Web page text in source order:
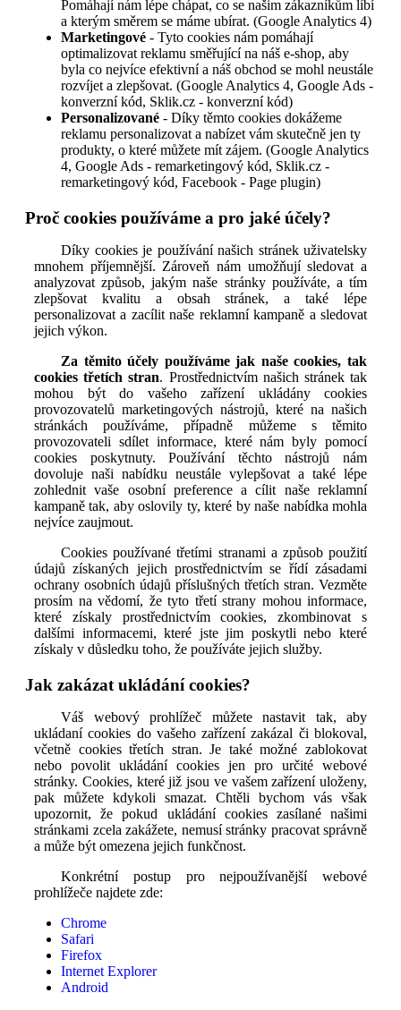
Pomáhají nám lépe chápat, co se našim zákazníkům líbí
a kterým směrem se máme ubírat. (Google Analytics 4)
Marketingové - Tyto cookies nám pomáhají
optimalizovat reklamu směřující na náš e-shop, aby
byla co nejvíce efektivní a náš obchod se mohl neustále
rozvíjet a zlepšovat. (Google Analytics 4, Google Ads -
konverzní kód, Sklik.cz - konverzní kód)
Personalizované - Díky těmto cookies dokážeme
reklamu personalizovat a nabízet vám skutečně jen ty
produkty, o které můžete mít zájem. (Google Analytics
4, Google Ads - remarketingový kód, Sklik.cz -
remarketingový kód, Facebook - Page plugin)
Proč cookies používáme a pro jaké účely?
Díky cookies je používání našich stránek uživatelsky
mnohem příjemnější. Zároveň nám umožňují sledovat a
analyzovat způsob, jakým naše stránky používáte, a tím
zlepšovat kvalitu a obsah stránek, a také lépe
personalizovat a zacílit naše reklamní kampaně a sledovat
jejich výkon.
Za těmito účely používáme jak naše cookies, tak
cookies třetích stran. Prostřednictvím našich stránek tak
mohou být do vašeho zařízení ukládány cookies
provozovatelů marketingových nástrojů, které na našich
stránkách používáme, případně můžeme s těmito
provozovateli sdílet informace, které nám byly pomocí
cookies poskytnuty. Používání těchto nástrojů nám
dovoluje naši nabídku neustále vylepšovat a také lépe
zohlednit vaše osobní preference a cílit naše reklamní
kampaně tak, aby oslovily ty, které by naše nabídka mohla
nejvíce zaujmout.
Cookies používané třetími stranami a způsob použití
údajů získaných jejich prostřednictvím se řídí zásadami
ochrany osobních údajů příslušných třetích stran. Vezměte
prosím na vědomí, že tyto třetí strany mohou informace,
které získaly prostřednictvím cookies, zkombinovat s
dalšími informacemi, které jste jim poskytli nebo které
získaly v důsledku toho, že používáte jejich služby.
Jak zakázat ukládání cookies?
Váš webový prohlížeč můžete nastavit tak, aby
ukládaní cookies do vašeho zařízení zakázal či blokoval,
včetně cookies třetích stran. Je také možné zablokovat
nebo povolit ukládání cookies jen pro určité webové
stránky. Cookies, které již jsou ve vašem zařízení uloženy,
pak můžete kdykoli smazat. Chtěli bychom vás však
upozornit, že pokud ukládání cookies zasílané našimi
stránkami zcela zakážete, nemusí stránky pracovat správně
a může být omezena jejich funkčnost.
Konkrétní postup pro nejpoužívanější webové
prohlížeče najdete zde:
Chrome
Safari
Firefox
Internet Explorer
Android